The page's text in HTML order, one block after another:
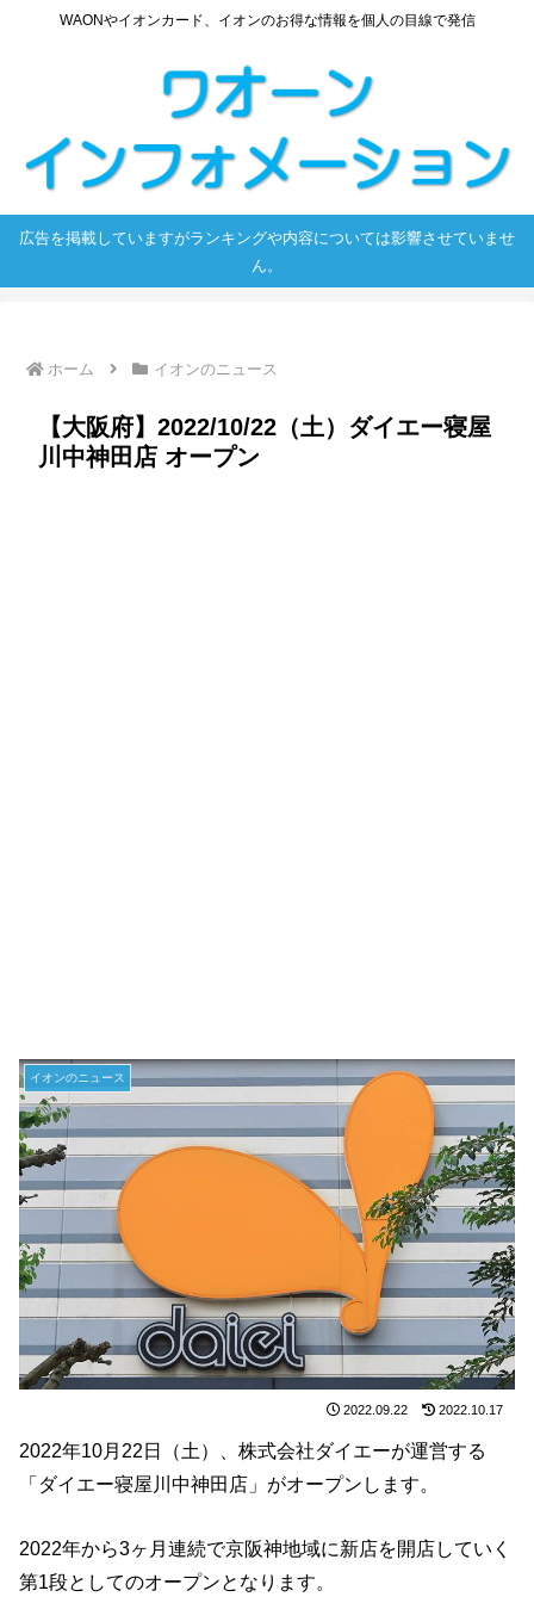
WAONやイオンカード、イオンのお得な情報を個人の目線で発信
広告を掲載していますがランキングや内容については影響させていませ
ん。
ホーム イオンのニュース
【大阪府】2022/10/22（土）ダイエー寝屋
川中神田店 オープン
イオンのニュース
2022.09.22 2022.10.17
2022年10月22日（土）、株式会社ダイエーが運営する
「ダイエー寝屋川中神田店」がオープンします。
2022年から3ヶ月連続で京阪神地域に新店を開店していく
第1段としてのオープンとなります。